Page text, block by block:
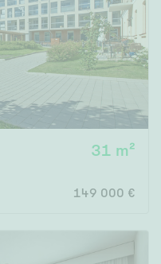
31 m²
149 000 €